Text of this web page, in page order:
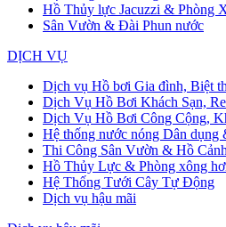
Hồ Thủy lực Jacuzzi & Phòng
Sân Vườn & Đài Phun nước
DỊCH VỤ
Dịch vụ Hồ bơi Gia đình, Biệt
Dịch Vụ Hồ Bơi Khách Sạn,
Dịch Vụ Hồ Bơi Công Cộng,
Hệ thống nước nóng Dân dụng
Thi Công Sân Vườn & Hồ
Hồ Thủy Lực & Phòng xông
Hệ Thống Tưới Cây Tự Động
Dịch vụ hậu mãi